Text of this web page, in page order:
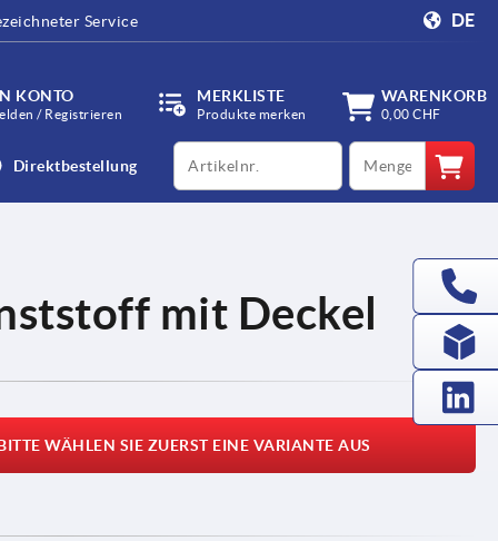
Service DE
KONTO
/ Registrieren
MERKLISTE
Produkte merken
WARENKORB
0,00 CHF
Direktbestellung
productCode qty
mit Deckel
WÄHLEN SIE ZUERST EINE VARIANTE AUS